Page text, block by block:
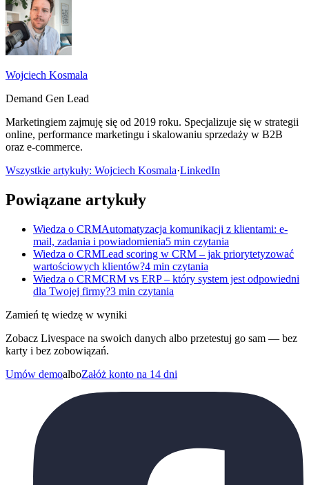
Wojciech Kosmala
Demand Gen Lead
Marketingiem zajmuję się od 2019 roku. Specjalizuje się w strategii
online, performance marketingu i skalowaniu sprzedaży w B2B
oraz e-commerce.
Wszystkie artykuły: Wojciech Kosmala·LinkedIn
Powiązane artykuły
Wiedza o CRMAutomatyzacja komunikacji z klientami: e-
mail, zadania i powiadomienia5 min czytania
Wiedza o CRMLead scoring w CRM – jak priorytetyzować
wartościowych klientów?4 min czytania
Wiedza o CRMCRM vs ERP – który system jest odpowiedni
dla Twojej firmy?3 min czytania
Zamień tę wiedzę w wyniki
Zobacz Livespace na swoich danych albo przetestuj go sam — bez
karty i bez zobowiązań.
Umów demoalboZałóż konto na 14 dni